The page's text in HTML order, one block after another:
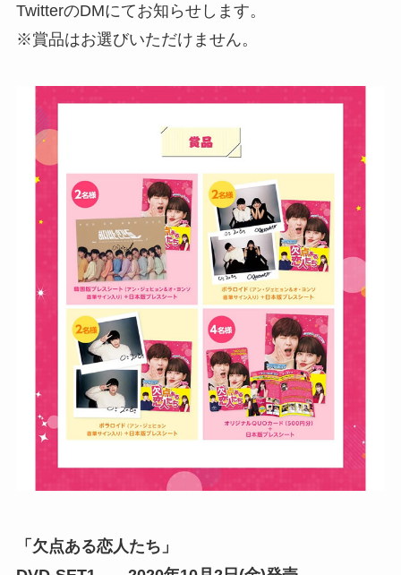
TwitterのDMにてお知らせします。
※賞品はお選びいただけません。
「欠点ある恋人たち」